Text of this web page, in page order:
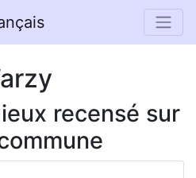
recensé sur